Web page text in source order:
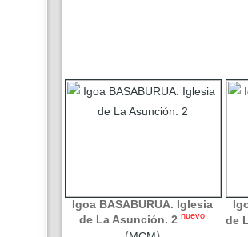
Igoa BASABURUA. Iglesia
de La Asunción. 2 nuevo
de